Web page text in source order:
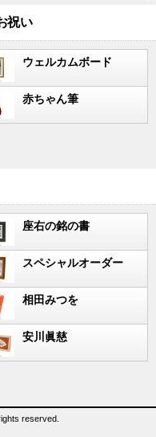
祝い
ウェルカムボード
赤ちゃん筆
座右の銘の書
スペシャルオーダー
相田みつを
安川眞慈
reserved.